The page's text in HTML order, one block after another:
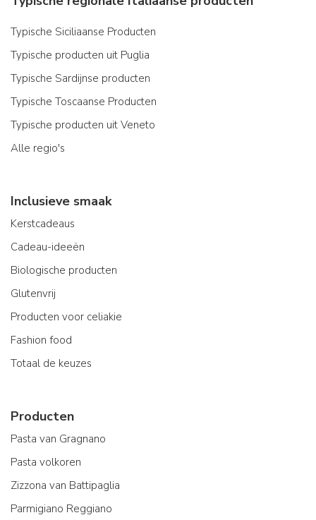
Typische Siciliaanse Producten
Typische producten uit Puglia
Typische Sardijnse producten
Typische Toscaanse Producten
Typische producten uit Veneto
Alle regio's
Inclusieve smaak
Kerstcadeaus
Cadeau-ideeën
Biologische producten
Glutenvrij
Producten voor celiakie
Fashion food
Totaal de keuzes
Producten
Pasta van Gragnano
Pasta volkoren
Zizzona van Battipaglia
Parmigiano Reggiano